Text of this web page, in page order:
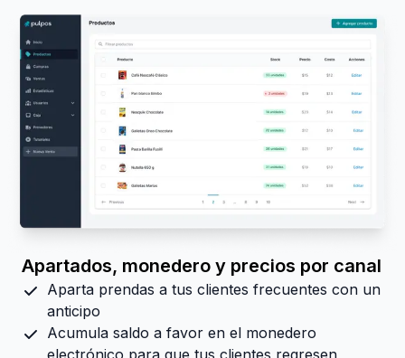
Apartados, monedero y precios por canal
Aparta prendas a tus clientes frecuentes con un
anticipo
Acumula saldo a favor en el monedero